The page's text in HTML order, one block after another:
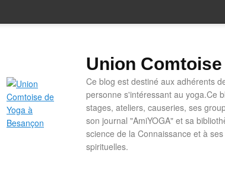
Union
Ce blog est destiné aux adhérents
personne s'intéressant au yoga.Ce
stages, ateliers, causeries, ses
son journal "AmiYOGA" et sa
science de la Connaissance et à
spirituelles.